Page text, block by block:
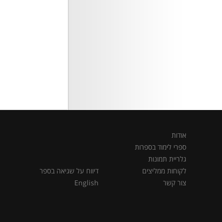
אודות
ספרי לימוד בספרות
גלריית תמונות
לקוחות ממליצים
צור קשר
דיווח על שגיאה בספר
English